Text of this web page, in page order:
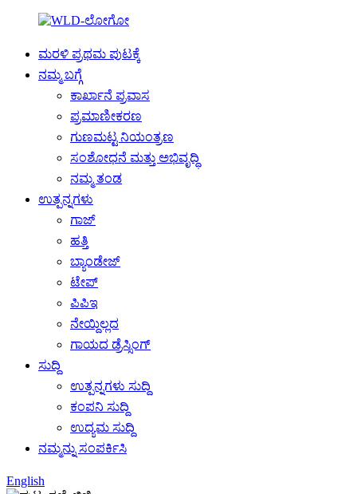
ಮರಳಿ ಪ್ರಥಮ ಪುಟಕ್ಕೆ
ನಮ್ಮ ಬಗ್ಗೆ
ಕಾರ್ಖಾನೆ ಪ್ರವಾಸ
ಪ್ರಮಾಣೀಕರಣ
ಗುಣಮಟ್ಟ ನಿಯಂತ್ರಣ
ಸಂಶೋಧನೆ ಮತ್ತು ಅಭಿವೃದ್ಧಿ
ನಮ್ಮ ತಂಡ
ಉತ್ಪನ್ನಗಳು
ಗಾಜ್
ಹತ್ತಿ
ಬ್ಯಾಂಡೇಜ್
ಟೇಪ್
ಪಿಪಿಇ
ನೇಯ್ದಿಲ್ಲದ
ಗಾಯದ ಡ್ರೆಸ್ಸಿಂಗ್
ಸುದ್ದಿ
ಉತ್ಪನ್ನಗಳು ಸುದ್ದಿ
ಕಂಪನಿ ಸುದ್ದಿ
ಉದ್ಯಮ ಸುದ್ದಿ
ನಮ್ಮನ್ನು ಸಂಪರ್ಕಿಸಿ
English